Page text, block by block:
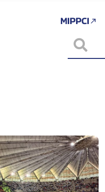
MIPPCI